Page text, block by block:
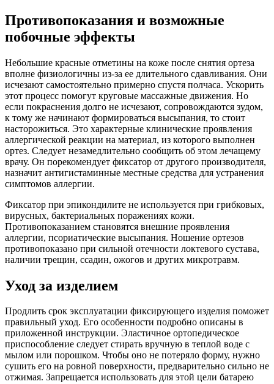
Противопоказания и возможные
побочные эффекты
Небольшие красные отметины на коже после снятия ортеза
вполне физиологичны из-за ее длительного сдавливания. Они
исчезают самостоятельно примерно спустя полчаса. Ускорить
этот процесс помогут круговые массажные движения. Но
если покраснения долго не исчезают, сопровождаются зудом,
к тому же начинают формироваться высыпания, то стоит
насторожиться. Это характерные клинические проявления
аллергической реакции на материал, из которого выполнен
ортез. Следует незамедлительно сообщить об этом лечащему
врачу. Он порекомендует фиксатор от другого производителя,
назначит антигистаминные местные средства для устранения
симптомов аллергии.
Фиксатор при эпикондилите не используется при грибковых,
вирусных, бактериальных поражениях кожи.
Противопоказанием становятся внешние проявления
аллергии, псориатические высыпания. Ношение ортезов
противопоказано при сильной отечности локтевого сустава,
наличии трещин, ссадин, ожогов и других микротравм.
Уход за изделием
Продлить срок эксплуатации фиксирующего изделия поможет
правильный уход. Его особенности подробно описаны в
приложенной инструкции. Эластичное ортопедическое
приспособление следует стирать вручную в теплой воде с
мылом или порошком. Чтобы оно не потеряло форму, нужно
сушить его на ровной поверхности, предварительно сильно не
отжимая. Запрещается использовать для этой цели батарею